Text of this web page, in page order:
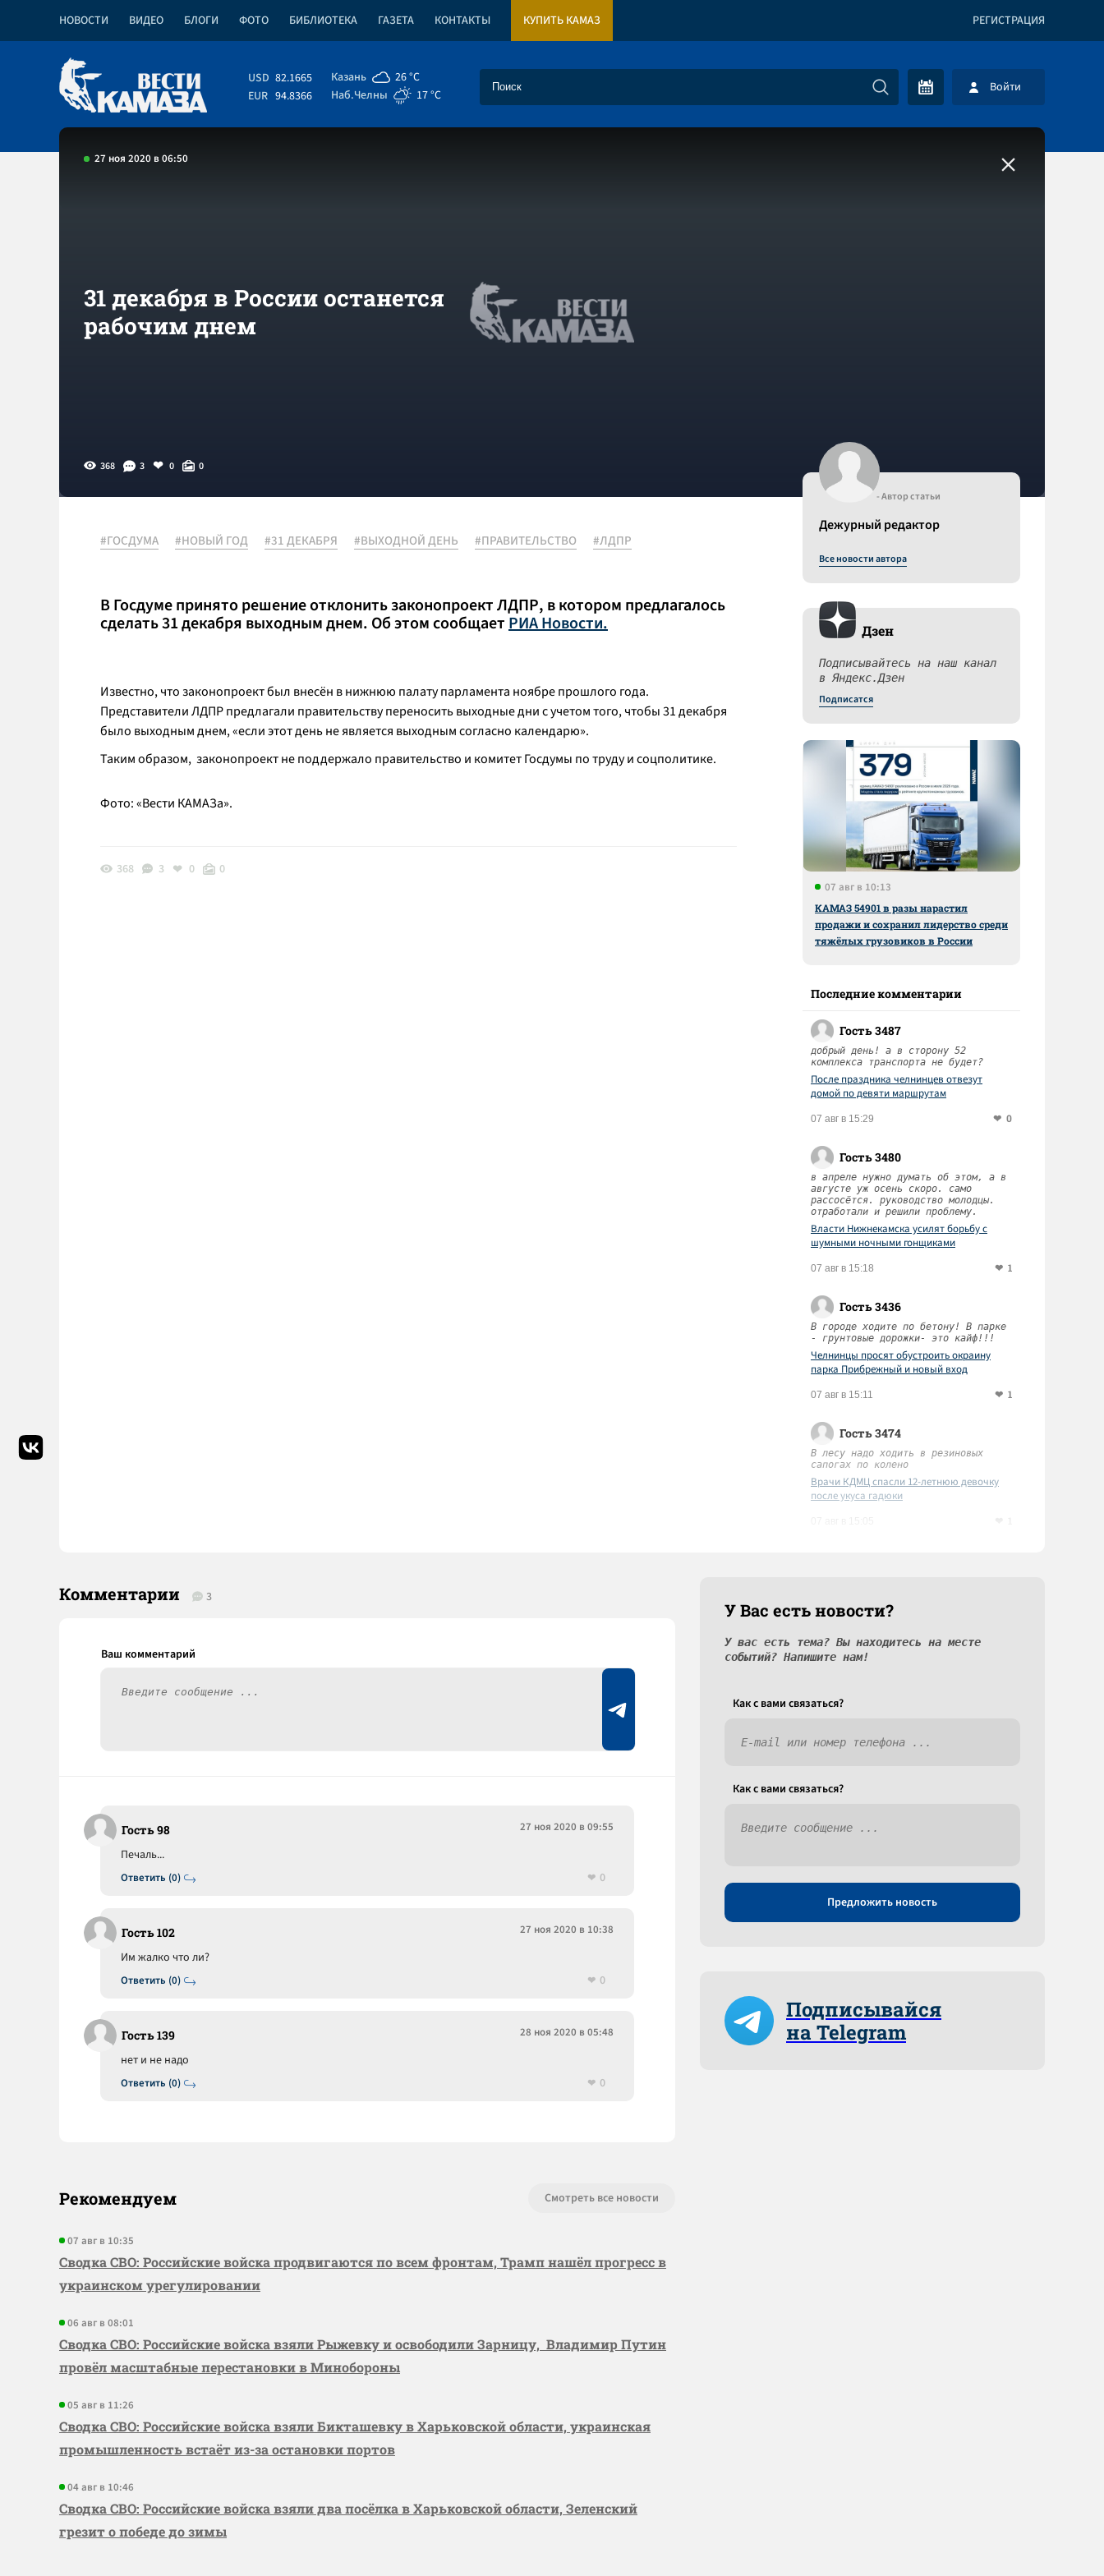
НОВОСТИ ВИДЕО БЛОГИ ФОТО БИБЛИОТЕКА ГАЗЕТА КОНТАКТЫ КУПИТЬ КАМАЗ РЕГИСТРАЦИЯ
USD 82.1665
EUR 94.8366
Казань
26 °C
Наб.Челны
17 °C Войти
27 ноя 2020 в 06:50
31 декабря в России останется
рабочим днем
368 3 0 0
#ГОСДУМА #НОВЫЙ ГОД #31 ДЕКАБРЯ #ВЫХОДНОЙ ДЕНЬ #ПРАВИТЕЛЬСТВО #ЛДПР
В Госдуме принято решение отклонить законопроект ЛДПР, в котором предлагалось
сделать 31 декабря выходным днем. Об этом сообщает РИА Новости.
Известно, что законопроект был внесён в нижнюю палату парламента ноябре прошлого года.
Представители ЛДПР предлагали правительству переносить выходные дни с учетом того, чтобы 31 декабря
было выходным днем, «если этот день не является выходным согласно календарю».
Таким образом, законопроект не поддержало правительство и комитет Госдумы по труду и соцполитике.
Фото: «Вести КАМАЗа».
368 3 0 0
- Автор статьи
Дежурный редактор
Все новости автора
Дзен
Подписывайтесь на наш канал
в Яндекс.Дзен
Подписатся
07 авг в 10:13
КАМАЗ 54901 в разы нарастил
продажи и сохранил лидерство среди
тяжёлых грузовиков в России
Последние комментарии
Гость 3487
добрый день! а в сторону 52
комплекса транспорта не будет?
После праздника челнинцев отвезут
домой по девяти маршрутам
07 авг в 15:29 0
Гость 3480
в апреле нужно думать об этом, а в
августе уж осень скоро. само
рассосётся. руководство молодцы.
отработали и решили проблему.
Власти Нижнекамска усилят борьбу с
шумными ночными гонщиками
07 авг в 15:18 1
Гость 3436
В городе ходите по бетону! В парке
- грунтовые дорожки- это кайф!!!
Челнинцы просят обустроить окраину
парка Прибрежный и новый вход
07 авг в 15:11 1
Гость 3474
В лесу надо ходить в резиновых
сапогах по колено
Врачи КДМЦ спасли 12-летнюю девочку
после укуса гадюки
Комментарии 3
Гость 98 27 ноя 2020 в 09:55
Ответить (0)
Печаль...
0
Гость 102 27 ноя 2020 в 10:38
Ответить (0)
Им жалко что ли?
0
Гость 139 28 ноя 2020 в 05:48
Ответить (0)
нет и не надо
0
Рекомендуем Смотреть все новости
07 авг в 10:35
Сводка СВО: Российские войска продвигаются по всем фронтам, Трамп нашёл прогресс в
украинском урегулировании
06 авг в 08:01
Сводка СВО: Российские войска взяли Рыжевку и освободили Зарницу, Владимир Путин
провёл масштабные перестановки в Минобороны
05 авг в 11:26
Сводка СВО: Российские войска взяли Бикташевку в Харьковской области, украинская
промышленность встаёт из-за остановки портов
04 авг в 10:46
Сводка СВО: Российские войска взяли два посёлка в Харьковской области, Зеленский
грезит о победе до зимы
У Вас есть новости?
У вас есть тема? Вы находитесь на месте
событий? Напишите нам!
Как c вами связаться?
Как c вами связаться?
Предложить новость
Подписывайся
на Telegram